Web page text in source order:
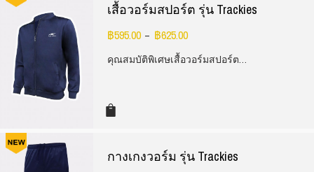
เสื้อวอร์มสปอร์ต รุ่น Trackies
฿595.00 – ฿625.00
คุณสมบัติพิเศษเสื้อวอร์มสปอร์ต…
กางเกงวอร์ม รุ่น Trackies